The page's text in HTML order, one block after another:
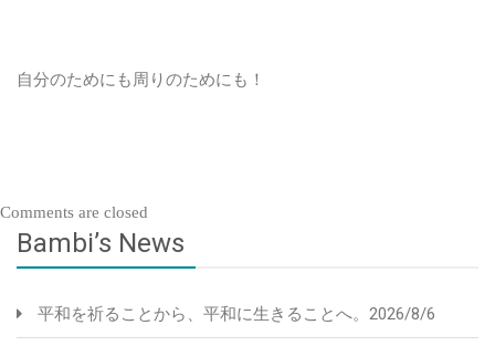
自分のためにも周りのためにも！
Comments are closed
Bambi’s News
平和を祈ることから、平和に生きることへ。2026/8/6